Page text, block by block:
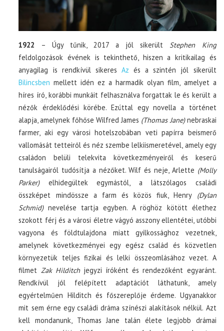
1922 – Úgy tűnik, 2017 a jól sikerült Stephen King
feldolgozások évének is tekinthető, hiszen a kritikailag és
anyagilag is rendkívül sikeres Az és a szintén jól sikerült
Bilincsben mellett idén ez a harmadik olyan film, amelyet a
híres író, korábbi munkáit felhasználva forgattak le és került a
nézők érdeklődési körébe. Ezúttal egy novella a történet
alapja, amelynek főhőse Wilfred James (Thomas Jane)nebraskai
farmer, aki egy városi hotelszobában veti papírra beismerő
vallomását tetteiről és néz szembe lelkiismeretével, amely egy
családon belüli telekvita következményeiről és keserű
tanulságairól tudósítja a nézőket. Wilf és neje, Arlette (Molly
Parker)elhidegültek egymástól, a látszólagos családi
összképet mindössze a farm és közös fiuk, Henry (Dylan
Schmid)nevelése tartja egyben. A röghöz kötött élethez
szokott férj és a városi életre vágyó asszony ellentétei, utóbbi
vagyona és földtulajdona miatt gyilkossághoz vezetnek,
amelynek következményei egy egész család és közvetlen
környezetük teljes fizikai és lelki összeomlásához vezet. A
filmet Zak Hilditchjegyzi íróként és rendezőként egyaránt.
Rendkívül jól felépített adaptációt láthatunk, amely
egyértelműen Hilditch és főszereplője érdeme. Ugyanakkor
mit sem érne egy családi dráma színészi alakítások nélkül. Azt
kell mondanunk, Thomas Jane talán élete legjobb drámai